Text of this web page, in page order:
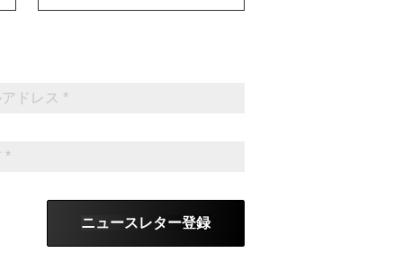
ニュースレター登録